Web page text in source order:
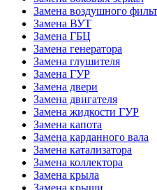
Замена воздушного
Замена ВУТ
Замена ГБЦ
Замена генератора
Замена глушителя
Замена ГУР
Замена двери
Замена двигателя
Замена жидкости ГУР
Замена капота
Замена карданного вала
Замена катализатора
Замена коллектора
Замена крыла